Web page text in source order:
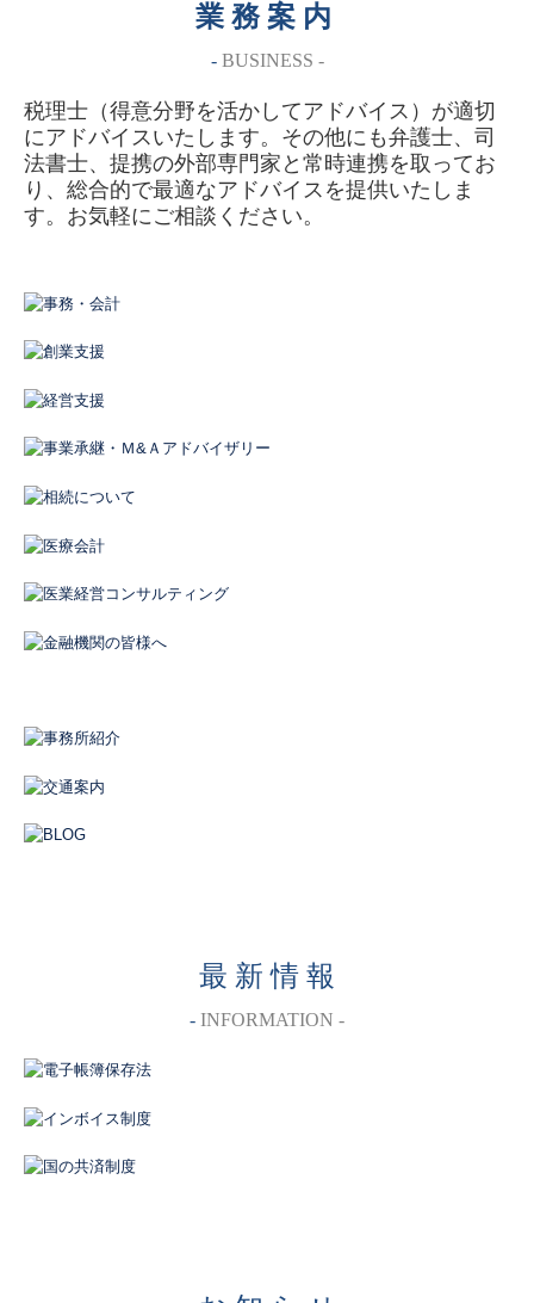
業 務 案 内
- BUSINESS -
税理士（得意分野を活かしてアドバイス）が適切
にアドバイスいたします。その他にも弁護士、司
法書士、提携の外部専門家と常時連携を取ってお
り、総合的で最適なアドバイスを提供いたしま
す。お気軽にご相談ください。
最 新 情 報
- INFORMATION -